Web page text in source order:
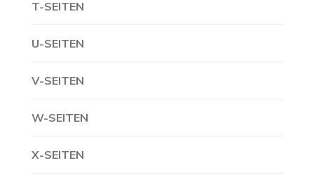
T-SEITEN
U-SEITEN
V-SEITEN
W-SEITEN
X-SEITEN